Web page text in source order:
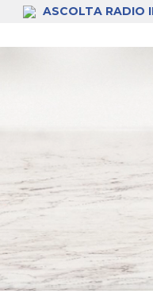
ASCOLTA RADIO